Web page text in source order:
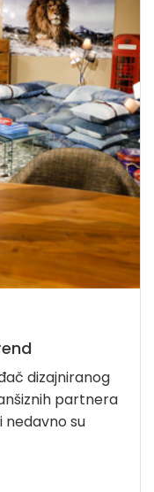
dizajniranog
partnera
nedavno su